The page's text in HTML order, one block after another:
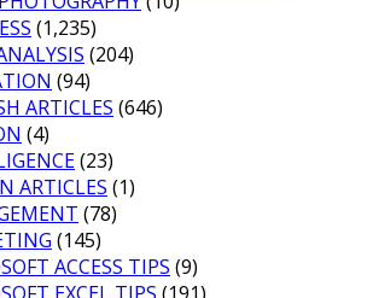
(1,235)
(204)
(94)
ARTICLES (646)
(4)
(23)
ARTICLES (1)
(78)
(145)
ACCESS TIPS (9)